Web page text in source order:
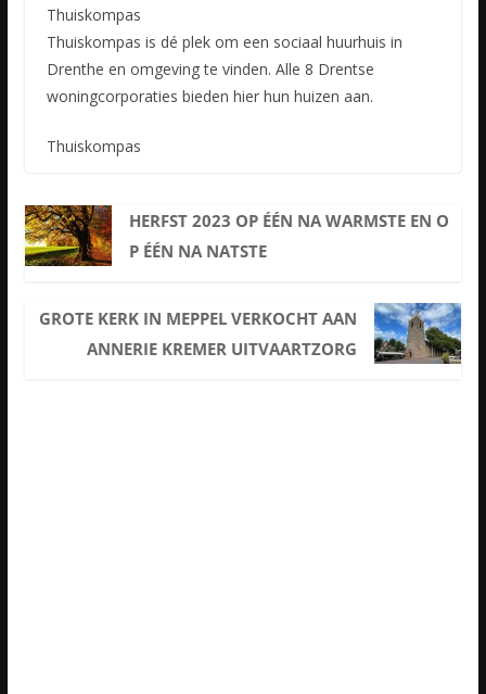
Thuiskompas
Thuiskompas is dé plek om een sociaal huurhuis in
Drenthe en omgeving te vinden. Alle 8 Drentse
woningcorporaties bieden hier hun huizen aan.
Thuiskompas
HERFST 2023 OP ÉÉN NA WARMSTE EN O
P ÉÉN NA NATSTE
GROTE KERK IN MEPPEL VERKOCHT AAN
ANNERIE KREMER UITVAARTZORG